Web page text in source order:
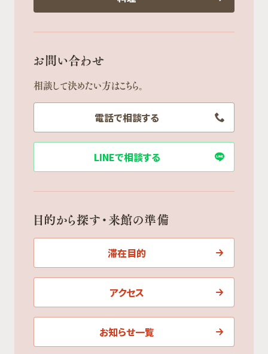
お問い合わせ
相談して決めたい方はこちら。
電話で相談する
LINEで相談する
目的から探す・来館の準備
滞在目的
アクセス
お知らせ一覧